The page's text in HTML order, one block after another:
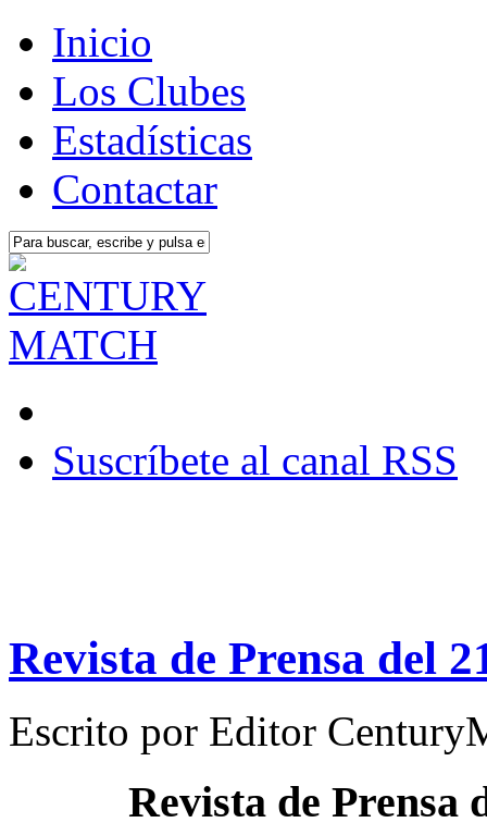
Inicio
Los Clubes
Estadísticas
Contactar
Suscríbete al canal RSS
Revista de Prensa del
Escrito por Editor
Revista de Prensa